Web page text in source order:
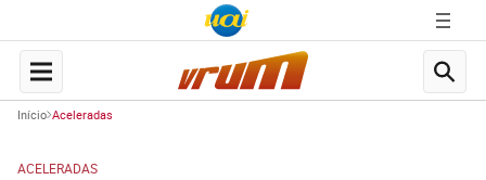
Início Aceleradas
ACELERADAS